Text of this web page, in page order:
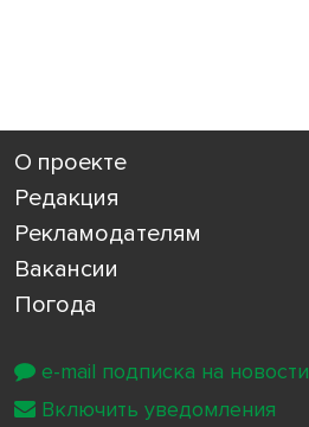
О проекте
Редакция
Рекламодателям
Вакансии
Погода
e-mail подписка на новости
Включить уведомления